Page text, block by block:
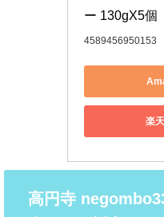
ー 130gX5個
4589456950153
楽
高円寺